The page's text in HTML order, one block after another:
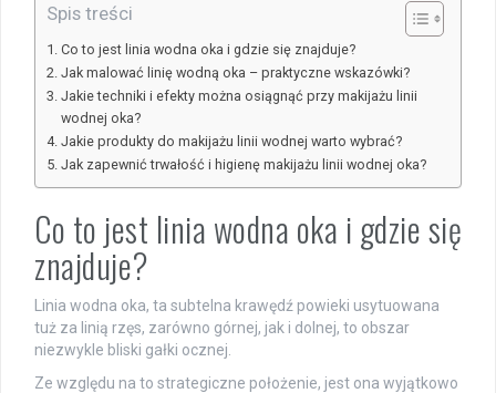
Spis treści
Co to jest linia wodna oka i gdzie się znajduje?
Jak malować linię wodną oka – praktyczne wskazówki?
Jakie techniki i efekty można osiągnąć przy makijażu linii
wodnej oka?
Jakie produkty do makijażu linii wodnej warto wybrać?
Jak zapewnić trwałość i higienę makijażu linii wodnej oka?
Co to jest linia wodna oka i gdzie się
znajduje?
Linia wodna oka, ta subtelna krawędź powieki usytuowana
tuż za linią rzęs, zarówno górnej, jak i dolnej, to obszar
niezwykle bliski gałki ocznej.
Ze względu na to strategiczne położenie, jest ona wyjątkowo